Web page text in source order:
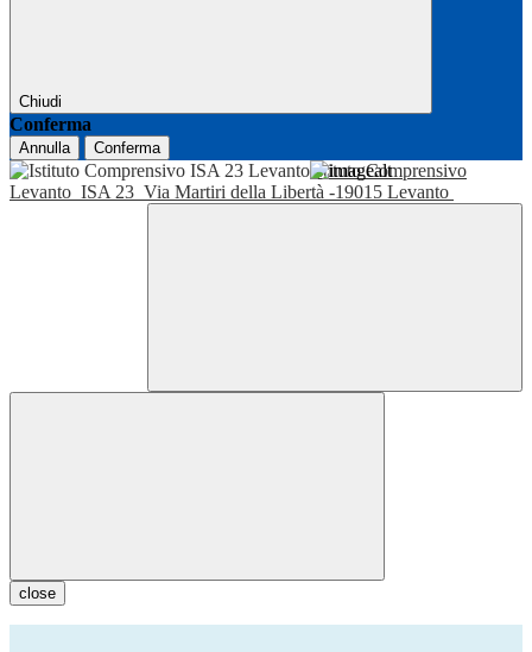
Chiudi
Conferma
Annulla Conferma
Istituto Comprensivo
Levanto ISA 23 Via Martiri della Libertà -19015 Levanto
close